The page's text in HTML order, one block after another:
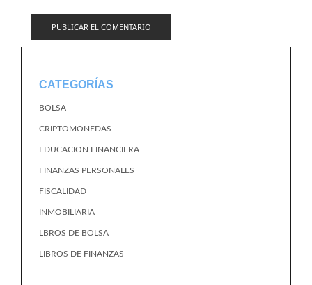
CATEGORÍAS
BOLSA
CRIPTOMONEDAS
EDUCACION FINANCIERA
FINANZAS PERSONALES
FISCALIDAD
INMOBILIARIA
LBROS DE BOLSA
LIBROS DE FINANZAS